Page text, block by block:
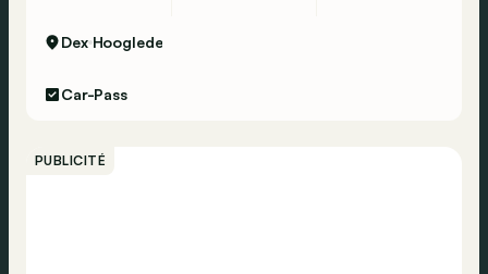
Dex Hooglede
Car-Pass
PUBLICITÉ